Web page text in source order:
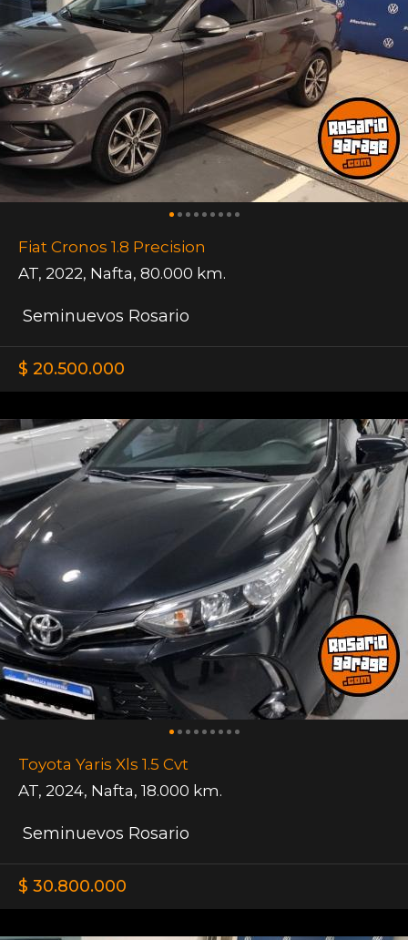
Fiat Cronos 1.8 Precision
AT, 2022, Nafta, 80.000 km.
Seminuevos Rosario
$ 20.500.000
Toyota Yaris Xls 1.5 Cvt
AT, 2024, Nafta, 18.000 km.
Seminuevos Rosario
$ 30.800.000